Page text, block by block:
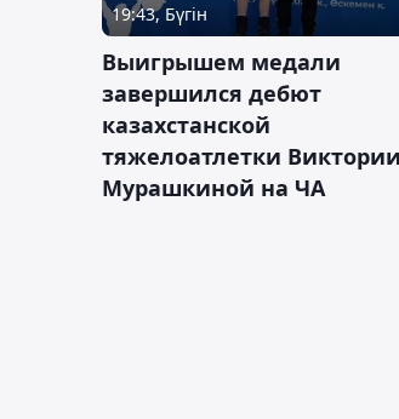
19:43, Бүгін
Выигрышем медали
завершился дебют
казахстанской
тяжелоатлетки Виктории
Мурашкиной на ЧА